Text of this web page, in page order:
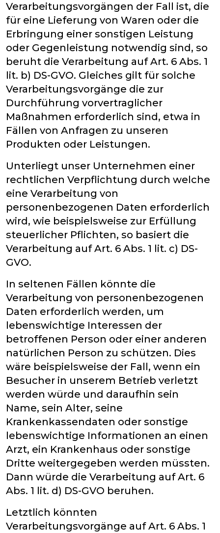
Verarbeitungsvorgängen der Fall ist, die
für eine Lieferung von Waren oder die
Erbringung einer sonstigen Leistung
oder Gegenleistung notwendig sind, so
beruht die Verarbeitung auf Art. 6 Abs. 1
lit. b) DS-GVO. Gleiches gilt für solche
Verarbeitungsvorgänge die zur
Durchführung vorvertraglicher
Maßnahmen erforderlich sind, etwa in
Fällen von Anfragen zu unseren
Produkten oder Leistungen.
Unterliegt unser Unternehmen einer
rechtlichen Verpflichtung durch welche
eine Verarbeitung von
personenbezogenen Daten erforderlich
wird, wie beispielsweise zur Erfüllung
steuerlicher Pflichten, so basiert die
Verarbeitung auf Art. 6 Abs. 1 lit. c) DS-
GVO.
In seltenen Fällen könnte die
Verarbeitung von personenbezogenen
Daten erforderlich werden, um
lebenswichtige Interessen der
betroffenen Person oder einer anderen
natürlichen Person zu schützen. Dies
wäre beispielsweise der Fall, wenn ein
Besucher in unserem Betrieb verletzt
werden würde und daraufhin sein
Name, sein Alter, seine
Krankenkassendaten oder sonstige
lebenswichtige Informationen an einen
Arzt, ein Krankenhaus oder sonstige
Dritte weitergegeben werden müssten.
Dann würde die Verarbeitung auf Art. 6
Abs. 1 lit. d) DS-GVO beruhen.
Letztlich könnten
Verarbeitungsvorgänge auf Art. 6 Abs. 1